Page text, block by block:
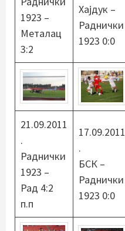
1923 –
Металац
3:2
Хајдук –
Раднички
1923 0:0
21.09.2011
.
Раднички
1923 –
Рад 4:2
п.п
17.09.2011
.
БСК –
Раднички
1923 0:0